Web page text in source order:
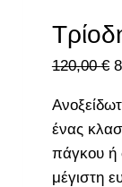
120,00€
ένας
πάγκου ή
μέγιστη